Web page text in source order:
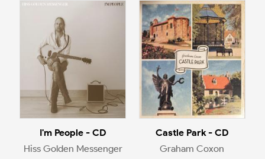
I'm People - CD
Hiss Golden Messenger
Castle Park - CD
Graham Coxon